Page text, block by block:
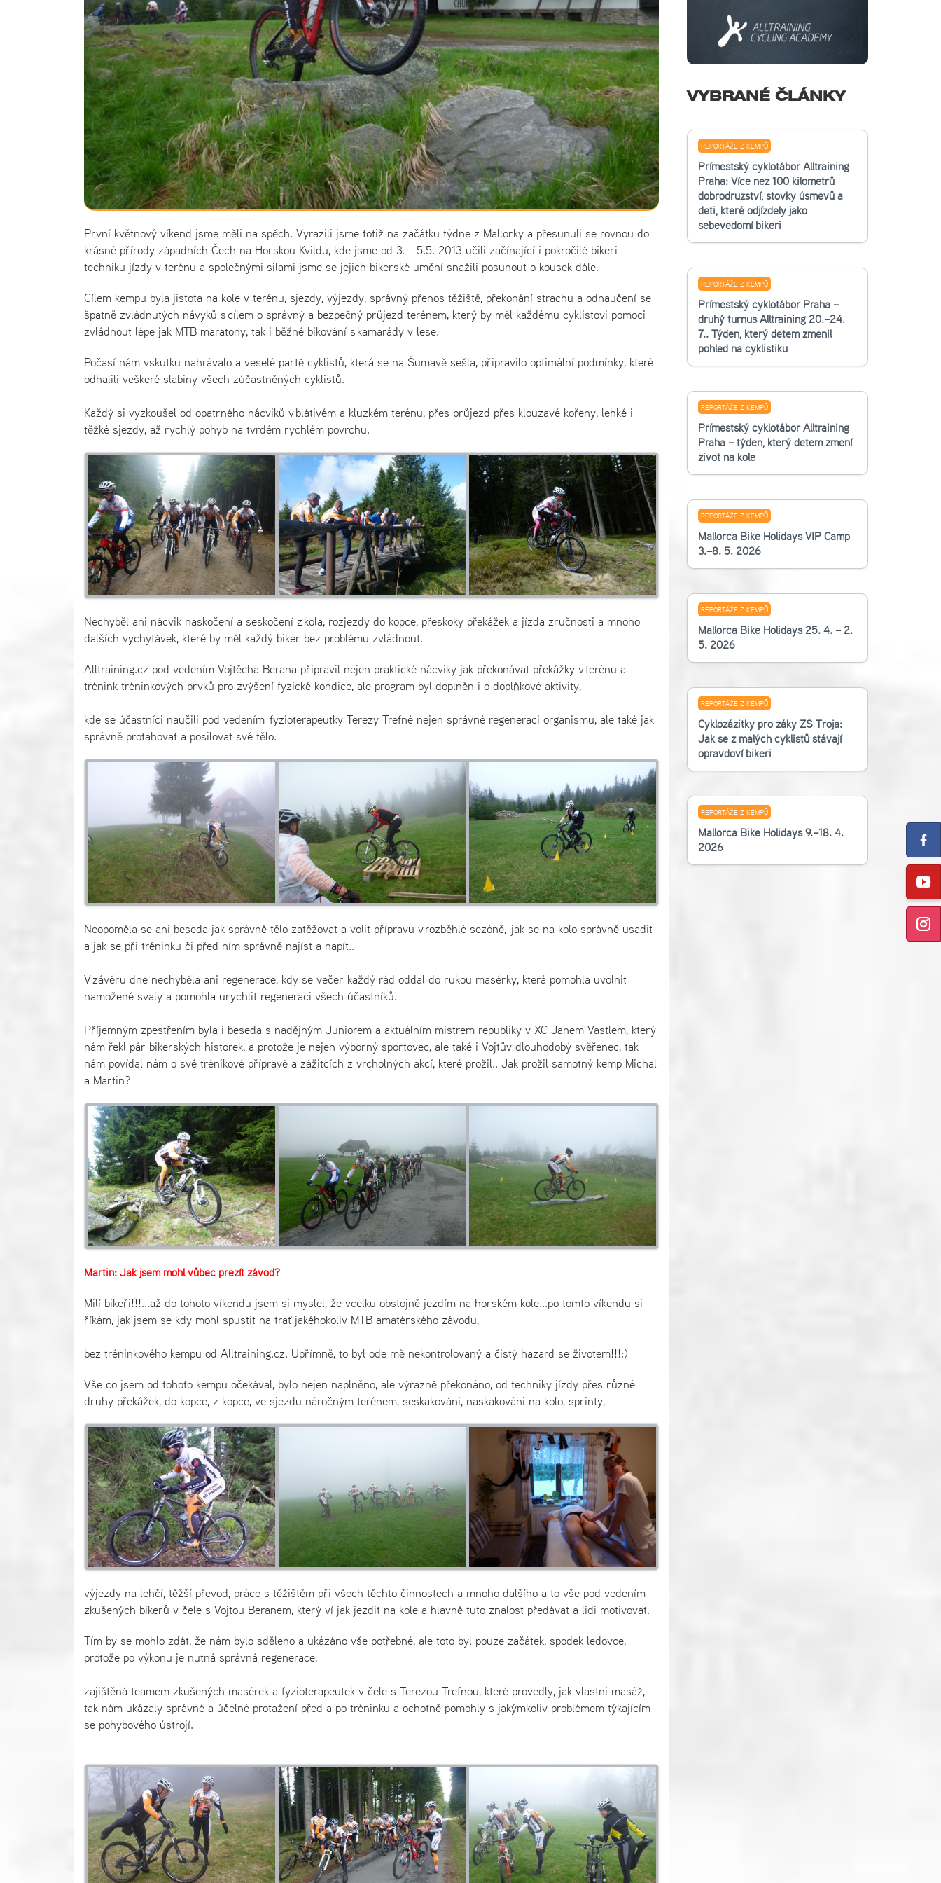
První květnový víkend jsme měli na spěch. Vyrazili jsme totiž na začátku týdne z Mallorky a přesunuli se rovnou do
krásné přírody západních Čech na Horskou Kvildu, kde jsme od 3. - 5.5. 2013 učili začínající i pokročilé bikeri
techniku jízdy v terénu a společnými silami jsme se jejich bikerské umění snažili posunout o kousek dále.
Cílem kempu byla jistota na kole v terénu, sjezdy, výjezdy, správný přenos těžiště, překonání strachu a odnaučení se
špatně zvládnutých návyků s cílem o správný a bezpečný průjezd terénem, který by měl každému cyklistovi pomoci
zvládnout lépe jak MTB maratony, tak i běžné bikování s kamarády v lese.
Počasí nám vskutku nahrávalo a veselé partě cyklistů, která se na Šumavě sešla, připravilo optimální podmínky, které
odhalili veškeré slabiny všech zúčastněných cyklistů.
Každý si vyzkoušel od opatrného nácviků v blátivém a kluzkém terénu, přes průjezd přes klouzavé kořeny, lehké i
těžké sjezdy, až rychlý pohyb na tvrdém rychlém povrchu.
Nechyběl ani nácvik naskočení a seskočení z kola, rozjezdy do kopce, přeskoky překážek a jízda zručnosti a mnoho
dalších vychytávek, které by měl každý biker bez problému zvládnout.
Alltraining.cz pod vedením Vojtěcha Berana připravil nejen praktické nácviky jak překonávat překážky v terénu a
trénink tréninkových prvků pro zvýšení fyzické kondice, ale program byl doplněn i o doplňkové aktivity,
kde se účastníci naučili pod vedením fyzioterapeutky Terezy Trefné nejen správné regeneraci organismu, ale také jak
správně protahovat a posilovat své tělo.
Neopoměla se ani beseda jak správně tělo zatěžovat a volit přípravu v rozběhlé sezóně, jak se na kolo správně usadit
a jak se při tréninku či před ním správně najíst a napít..
V závěru dne nechyběla ani regenerace, kdy se večer každý rád oddal do rukou masérky, která pomohla uvolnit
namožené svaly a pomohla urychlit regeneraci všech účastníků.
Příjemným zpestřením byla i beseda s nadějným Juniorem a aktuálním mistrem republiky v XC Janem Vastlem, který
nám řekl pár bikerských historek, a protože je nejen výborný sportovec, ale také i Vojtův dlouhodobý svěřenec, tak
nám povídal nám o své trénikové přípravě a zážitcích z vrcholných akcí, které prožil.. Jak prožil samotný kemp Michal
a Martin?
Martin: Jak jsem mohl vůbec přežít závod?
Milí bikeři!!!...až do tohoto víkendu jsem si myslel, že vcelku obstojně jezdím na horském kole...po tomto víkendu si
říkám, jak jsem se kdy mohl spustit na trať jakéhokoliv MTB amatérského závodu,
bez tréninkového kempu od Alltraining.cz. Upřímně, to byl ode mě nekontrolovaný a čistý hazard se životem!!!:)
Vše co jsem od tohoto kempu očekával, bylo nejen naplněno, ale výrazně překonáno, od techniky jízdy přes různé
druhy překážek, do kopce, z kopce, ve sjezdu náročným terénem, seskakováni, naskakováni na kolo, sprinty,
výjezdy na lehčí, těžší převod, práce s těžištěm při všech těchto činnostech a mnoho dalšího a to vše pod vedením
zkušených bikerů v čele s Vojtou Beranem, který ví jak jezdit na kole a hlavně tuto znalost předávat a lidi motivovat.
Tím by se mohlo zdát, že nám bylo sděleno a ukázáno vše potřebné, ale toto byl pouze začátek, spodek ledovce,
protože po výkonu je nutná správná regenerace,
zajištěná teamem zkušených masérek a fyzioterapeutek v čele s Terezou Trefnou, které provedly, jak vlastni masáž,
tak nám ukázaly správné a účelné protažení před a po tréninku a ochotně pomohly s jakýmkoliv problémem týkajícím
se pohybového ústrojí.
VYBRANÉ ČLÁNKY
REPORTÁŽE Z KEMPŮ
Příměstský cyklotábor Alltraining
Praha: Více než 100 kilometrů
dobrodružství, stovky úsměvů a
děti, které odjížděly jako
sebevědomí bikeři
REPORTÁŽE Z KEMPŮ
Příměstský cyklotábor Praha –
druhý turnus Alltraining 20.–24.
7.. Týden, který dětem změnil
pohled na cyklistiku
REPORTÁŽE Z KEMPŮ
Příměstský cyklotábor Alltraining
Praha – týden, který dětem změní
život na kole
REPORTÁŽE Z KEMPŮ
Mallorca Bike Holidays VIP Camp
3.–8. 5. 2026
REPORTÁŽE Z KEMPŮ
Mallorca Bike Holidays 25. 4. – 2.
5. 2026
REPORTÁŽE Z KEMPŮ
Cyklozážitky pro žáky ZŠ Troja:
Jak se z malých cyklistů stávají
opravdoví bikeři
REPORTÁŽE Z KEMPŮ
Mallorca Bike Holidays 9.–18. 4.
2026